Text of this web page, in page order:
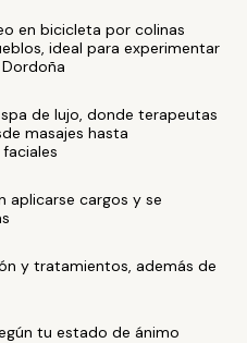
en bicicleta por colinas
ideal para experimentar
de lujo, donde terapeutas
masajes hasta
aplicarse cargos y se
y tratamientos, además de
tu estado de ánimo